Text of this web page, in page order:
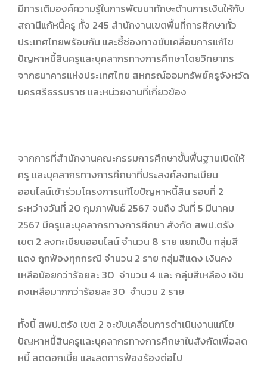
มีการเติมองค์ความรู้ในการพัฒนาทักษะด้านการเงินให้กับ
สถานีแก้หนี้ครู ทั้ง 245 สำนักงานเขตพื้นที่การศึกษาทั่ว
ประเทศไทยพร้อมกัน และชี้ช่องทางขับเคลื่อนการแก้ไข
ปัญหาหนี้สินครูและบุคลากรทางการศึกษาโดยวิทยากร
จากธนาคารแห่งประเทศไทย สหกรณ์ออมทรัพย์ครูจังหวัด
นครศรีธรรมราช และหน่วยงานที่เกี่ยวข้อง
จากการที่สำนักงานคณะกรรมการศึกษาขั้นพื้นฐานเปิดให้
ครู และบุคลากรทางการศึกษาที่ประสงค์ลงทะเบียน
ออนไลน์เข้าร่วมโครงการแก้ไขปัญหาหนี้สิน รอบที่ 2
ระหว่างวันที่ 20 กุมภาพันธ์ 2567 จนถึง วันที่ 5 มีนาคม
2567 มีครูและบุคลากรทางการศึกษา สังกัด สพป.ตรัง
เขต 2 ลงทะเบียนออนไลน์ จำนวน 8 ราย แยกเป็น กลุ่มสี
แดง ถูกฟ้องทุกกรณี จำนวน 2 ราย กลุ่มสีแดง เงินคง
เหลือน้อยกว่าร้อยละ 30 จำนวน 4 และ กลุ่มสีเหลือง เงิน
คงเหลือมากกว่าร้อยละ 30 จำนวน 2 ราย
ทั้งนี้ สพป.ตรัง เขต 2 จะขับเคลื่อนการดำเนินงานแก้ไข
ปัญหาหนี้สินครูและบุคลากรทางการศึกษาในสังกัดเพื่อลด
หนี้ ลดดอกเบี้ย และลดการฟ้องร้องต่อไป